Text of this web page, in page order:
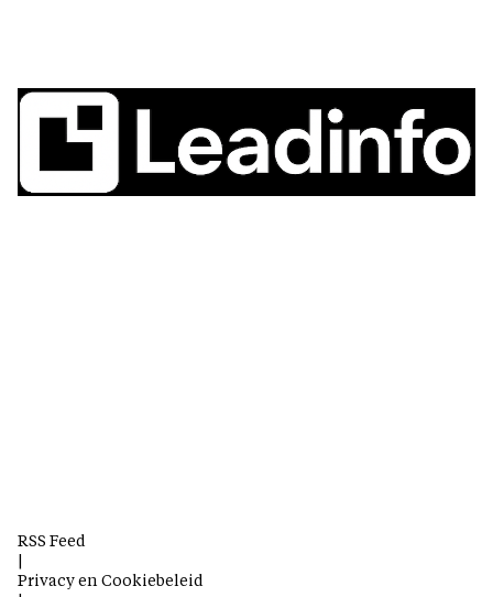
RSS Feed
Privacy en Cookiebeleid